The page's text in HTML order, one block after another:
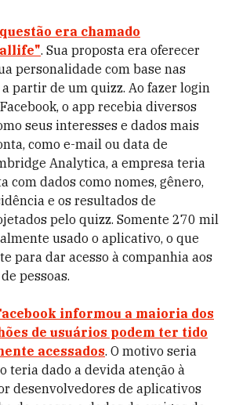
era chamado
. Sua proposta era oferecer
personalidade com base nas
partir de um quizz. Ao fazer login
o app recebia diversos
seus interesses e dados mais
como e-mail ou data de
Analytica, a empresa teria
com dados como nomes, gênero,
e os resultados de
pelo quizz. Somente 270 mil
usado o aplicativo, o que
para dar acesso à companhia aos
pessoas.
informou a maioria dos
de usuários podem ter tido
acessados. O motivo seria
teria dado a devida atenção à
desenvolvedores de aplicativos